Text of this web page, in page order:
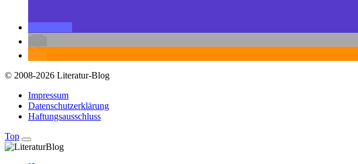
© 2008-2026 Literatur-Blog
Impressum
Datenschutzerklärung
Haftungsausschluss
Top